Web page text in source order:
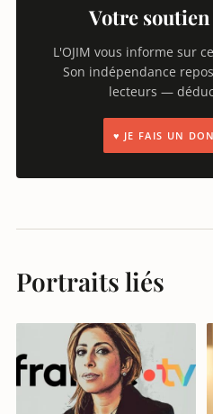
Votre
L'OJIM vous informe sur
Son indépendance
lecteurs —
♥ JE FAIS UN
Portraits liés